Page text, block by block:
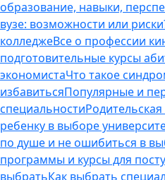
образование, навыки,
вузе: возможности или
колледжеВсе о профессии
подготовительные курсы
экономистаЧто такое
избавитьсяПопулярные и
специальности
ребенку в выборе
по душе и не ошибиться в
программы и курсы для
выбратьКак выбрать